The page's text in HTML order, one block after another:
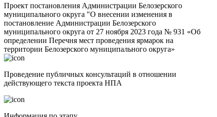
Проект постановления Администрации Белозерского
муниципального округа "О внесении изменения в
постановление Администрации Белозерского
муниципального округа от 27 ноября 2023 года № 931 «Об
определении Перечня мест проведения ярмарок на
территории Белозерского муниципального округа»
Проведение публичных консультаций в отношении
действующего текста проекта НПА